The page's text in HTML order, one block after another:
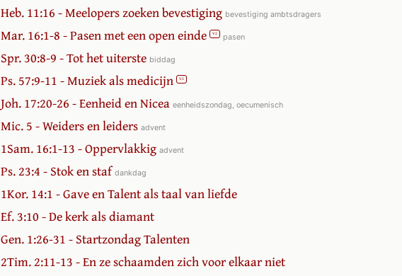
Heb. 11:16 - Meelopers zoeken bevestiging bevestiging ambtsdragers
Mar. 16:1-8 - Pasen met een open einde V2 pasen
Spr. 30:8-9 - Tot het uiterste biddag
Ps. 57:9-11 - Muziek als medicijn V2
Joh. 17:20-26 - Eenheid en Nicea eenheidszondag, oecumenisch
Mic. 5 - Weiders en leiders advent
1Sam. 16:1-13 - Oppervlakkig advent
Ps. 23:4 - Stok en staf dankdag
1Kor. 14:1 - Gave en Talent als taal van liefde
Ef. 3:10 - De kerk als diamant
Gen. 1:26-31 - Startzondag Talenten
2Tim. 2:11-13 - En ze schaamden zich voor elkaar niet